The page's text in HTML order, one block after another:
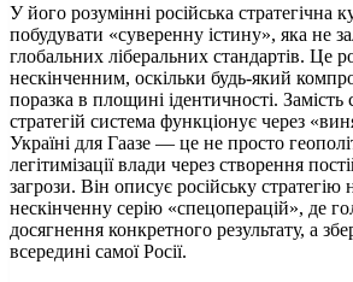
У його розумінні російська стратегічна
побудувати «суверенну істину», яка не
глобальних ліберальних стандартів. Це
нескінченним, оскільки будь-який
поразка в площині ідентичності. Замість
стратегій система функціонує через
Україні для Гаазе — це не просто
легітимізації влади через створення
загрози. Він описує російську стратегію
нескінченну серію «спецоперацій», де
досягнення конкретного результату, а
всередині самої Росії.